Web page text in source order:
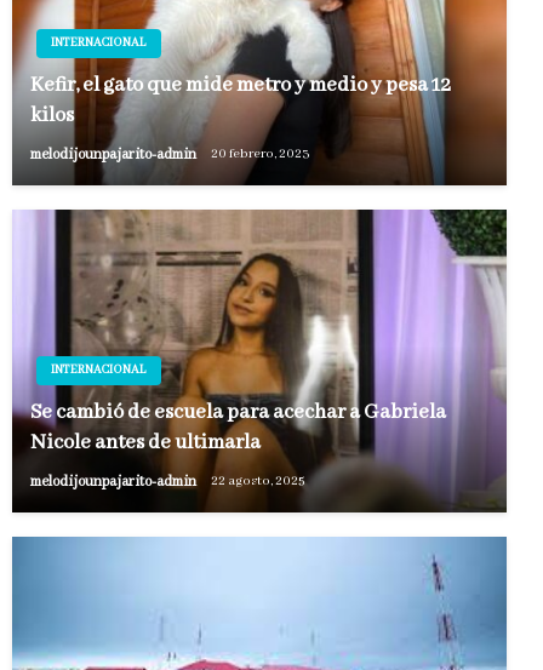
INTERNACIONAL
Kefir, el gato que mide metro y medio y pesa 12
kilos
melodijounpajarito-admin 20 febrero, 2023
INTERNACIONAL
Se cambió de escuela para acechar a Gabriela
Nicole antes de ultimarla
melodijounpajarito-admin 22 agosto, 2025